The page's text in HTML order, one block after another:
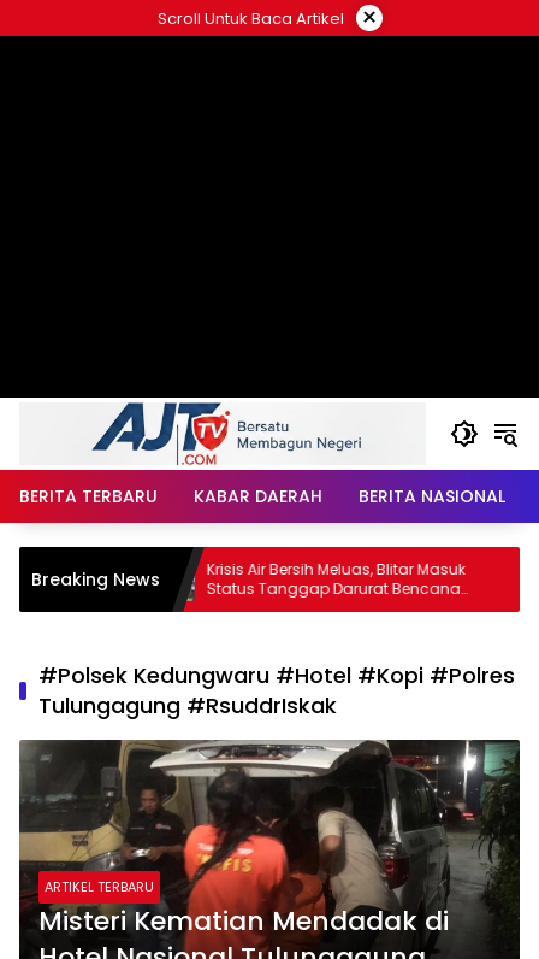
ke
Scroll Untuk Baca Artikel ×
BERITA TERBARU KABAR DAERAH BERITA NASIONAL
Breaking News
SIM
Krisis Air Bersih Meluas, Blitar Masuk
Status Tanggap Darurat Bencana
Hingga Oktober
#Polsek Kedungwaru #Hotel #Kopi #Polres
Tulungagung #RsuddrIskak
ARTIKEL TERBARU
Misteri Kematian Mendadak di